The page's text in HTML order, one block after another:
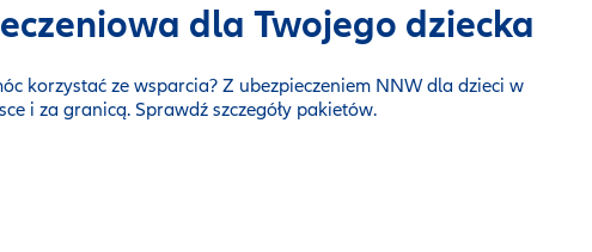
dla Twojego dziecka
korzystać ze wsparcia? Z ubezpieczeniem NNW dla dzieci w
i za granicą. Sprawdź szczegóły pakietów.